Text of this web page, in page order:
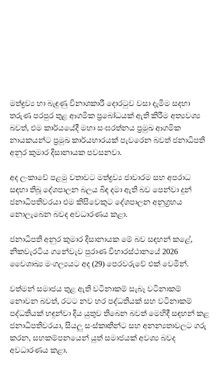
මත්ද්‍රව්‍ය හා බැඳුණු විනාශකාරී දොරටුව වසා දැමීම සදහා
තරුණ පරපුර තුළ ආගමික ප්‍රබෝධයක් ඇති කිරීම අත්‍යවශ්‍ය
බවත්, එම කාර්යයේදී මහා සංඝරත්නය ප්‍රමුඛ ආගමික
නායකයන්ට ප්‍රමුඛ කාර්යභාරයක් පැවරෙන බවත් ජනාධිපති
අනුර කුමාර දිසානායක පවසනවා.
අද ලංකාවේ පළමු වතාවට මත්ද්‍රව්‍ය ජාවාරම සහ අපරාධ
සඳහා තිබූ දේශපාලන බලය බිඳ දමා ඇති බව පෙන්වා දුන්
ජනාධිපතිවරයා එම කිසිවෙකුට දේශපාලන අනුග්‍රහය
නොලැබෙන බවද අවධාරණය කළා.
ජනාධිපති අනුර කුමාර දිසානායක මේ බව සඳහන් කළේ,
නිකවැරටිය ගනේවැව පුරාණ විහාරස්ථානයේ 2026
වෛශාඛ්‍ය මංගල්‍යයට අද (29) පෙරවරුවේ එක් වෙමින්.
වත්මන් සමාජය තුළ ඇති වටිනාකම් සැබෑ වටිනාකම්
නොවන බවත්, රටට නව හර පද්ධතියක් සහ වටිනාකම්
පද්ධතියක් හඳුන්වා දිය යුතුව තිබෙන බවත් මෙහිදී සඳහන් කළ
ජනාධිපතිවරයා, සියලු සංස්කෘතින්ට සහ අනන්‍යතාවලට ගරු
කරන, සහකම්පනයෙන් යුත් සමාජයක් අවශ්‍ය බවද
අවධාරණය කළා.